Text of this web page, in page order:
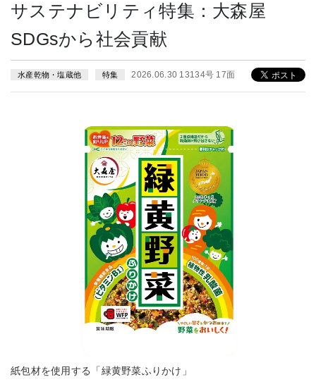
サステナビリティ特集：大森屋
SDGsから社会貢献
水産乾物・塩蔵他 特集 2026.06.30 13134号 17面
紙包材を使用する「緑黄野菜ふりかけ」